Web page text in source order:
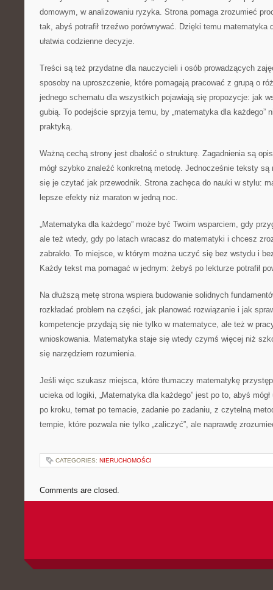
domowym, w analizowaniu ryzyka. Strona pomaga zrozumieć
tak, abyś potrafił trzeźwo porównywać. Dzięki temu matematyka
ułatwia codzienne decyzje.
Treści są też przydatne dla nauczycieli i osób prowadzących
sposoby na uproszczenie, które pomagają pracować z grupą o
jednego schematu dla wszystkich pojawiają się propozycje: jak
gubią. To podejście sprzyja temu, by „matematyka dla każdego”
praktyką.
Ważną cechą strony jest dbałość o strukturę. Zagadnienia są
mógł szybko znaleźć konkretną metodę. Jednocześnie teksty są
się je czytać jak przewodnik. Strona zachęca do nauki w stylu:
lepsze efekty niż maraton w jedną noc.
„Matematyka dla każdego” może być Twoim wsparciem, gdy
ale też wtedy, gdy po latach wracasz do matematyki i chcesz
zabrakło. To miejsce, w którym można uczyć się bez wstydu i
Każdy tekst ma pomagać w jednym: żebyś po lekturze potrafił
Na dłuższą metę strona wspiera budowanie solidnych
rozkładać problem na części, jak planować rozwiązanie i jak
kompetencje przydają się nie tylko w matematyce, ale też w
wnioskowania. Matematyka staje się wtedy czymś więcej niż
się narzędziem rozumienia.
Jeśli więc szukasz miejsca, które tłumaczy matematykę
ucieka od logiki, „Matematyka dla każdego” jest po to, abyś
po kroku, temat po temacie, zadanie po zadaniu, z czytelną
tempie, które pozwala nie tylko „zaliczyć”, ale naprawdę
CATEGORIES: NIERUCHOMOŚCI
Comments are closed.